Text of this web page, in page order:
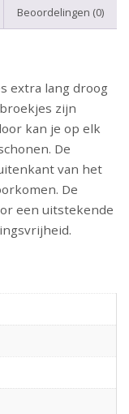
Beoordelingen (0)
extra lang droog
zijn
kan je op elk
De
van het
De
een uitstekende